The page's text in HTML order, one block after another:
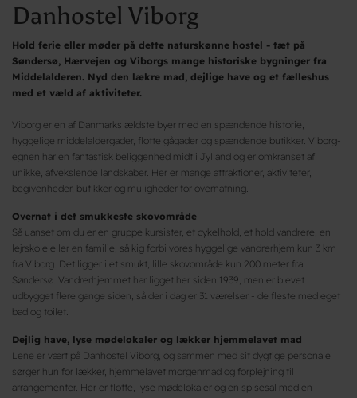
Danhostel Viborg
Hold ferie eller møder på dette naturskønne hostel - tæt på
Søndersø, Hærvejen og Viborgs mange historiske bygninger fra
Middelalderen. Nyd den lækre mad, dejlige have og et fælleshus
med et væld af aktiviteter.
Viborg er en af Danmarks ældste byer med en spændende historie,
hyggelige middelaldergader, flotte gågader og spændende butikker. Viborg-
egnen har en fantastisk beliggenhed midt i Jylland og er omkranset af
unikke, afvekslende landskaber. Her er mange attraktioner, aktiviteter,
begivenheder, butikker og muligheder for overnatning.
Overnat i det smukkeste skovområde
Så uanset om du er en gruppe kursister, et cykelhold, et hold vandrere, en
lejrskole eller en familie, så kig forbi vores hyggelige vandrerhjem kun 3 km
fra Viborg. Det ligger i et smukt, lille skovområde kun 200 meter fra
Søndersø. Vandrerhjemmet har ligget her siden 1939, men er blevet
udbygget flere gange siden, så der i dag er 31 værelser - de fleste med eget
bad og toilet.
Dejlig have, lyse mødelokaler og lækker hjemmelavet mad
Lene er vært på Danhostel Viborg, og sammen med sit dygtige personale
sørger hun for lækker, hjemmelavet morgenmad og forplejning til
arrangementer. Her er flotte, lyse mødelokaler og en spisesal med en